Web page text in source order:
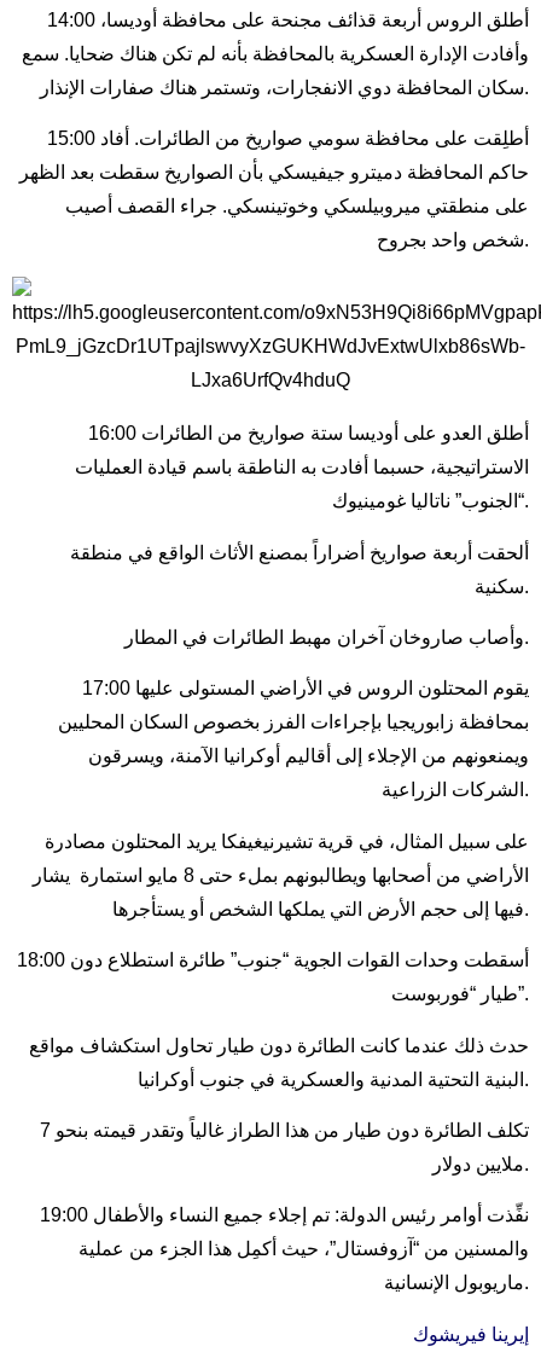
14:00 أطلق الروس أربعة قذائف مجنحة على محافظة أوديسا،
وأفادت الإدارة العسكرية بالمحافظة بأنه لم تكن هناك ضحايا. سمع
سكان المحافظة دوي الانفجارات، وتستمر هناك صفارات الإنذار.
15:00 أطلِقت على محافظة سومي صواريخ من الطائرات. أفاد
حاكم المحافظة دميترو جيفيسكي بأن الصواريخ سقطت بعد الظهر
على منطقتي ميروبيلسكي وخوتينسكي. جراء القصف أصيب
شخص واحد بجروح.
16:00 أطلق العدو على أوديسا ستة صواريخ من الطائرات
الاستراتيجية، حسبما أفادت به الناطقة باسم قيادة العمليات
“الجنوب” ناتاليا غومينيوك.
ألحقت أربعة صواريخ أضراراً بمصنع الأثاث الواقع في منطقة
سكنية.
وأصاب صاروخان آخران مهبط الطائرات في المطار.
17:00 يقوم المحتلون الروس في الأراضي المستولى عليها
بمحافظة زابوريجيا بإجراءات الفرز بخصوص السكان المحليين
ويمنعونهم من الإجلاء إلى أقاليم أوكرانيا الآمنة، ويسرقون
الشركات الزراعية.
على سبيل المثال، في قرية تشيرنيغيفكا يريد المحتلون مصادرة
الأراضي من أصحابها ويطالبونهم بملء حتى 8 مايو استمارة يشار
فيها إلى حجم الأرض التي يملكها الشخص أو يستأجرها.
18:00 أسقطت وحدات القوات الجوية “جنوب” طائرة استطلاع دون
طيار “فوربوست”.
حدث ذلك عندما كانت الطائرة دون طيار تحاول استكشاف مواقع
البنية التحتية المدنية والعسكرية في جنوب أوكرانيا.
تكلف الطائرة دون طيار من هذا الطراز غالياً وتقدر قيمته بنحو 7
ملايين دولار.
19:00 نفِّذت أوامر رئيس الدولة: تم إجلاء جميع النساء والأطفال
والمسنين من “آزوفستال”، حيث أكمِل هذا الجزء من عملية
ماريوبول الإنسانية.
إيرينا فيريشوك